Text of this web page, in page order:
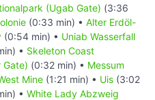
(Ugab Gate) (3:36
(0:33 min) • Alter Erdöl-
(0:54 min) • Uniab Wasserfall
• Skeleton Coast
(0:32 min) • Messum
Mine (1:21 min) • Uis (3:02
• White Lady Abzweig